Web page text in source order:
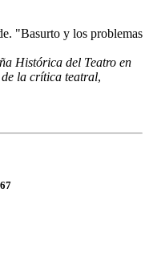
"Basurto y los problemas
Histórica del Teatro en
la crítica teatral,